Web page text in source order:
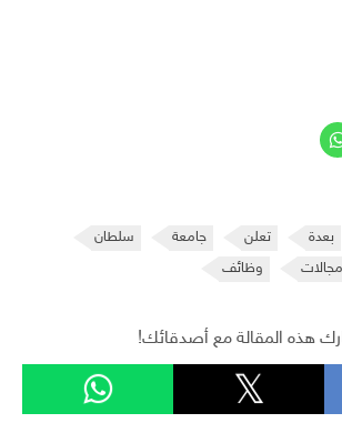
بعدة تعلن جامعة
سلطان
مجالات وظائف
هذه المقالة مع أصدقائك!